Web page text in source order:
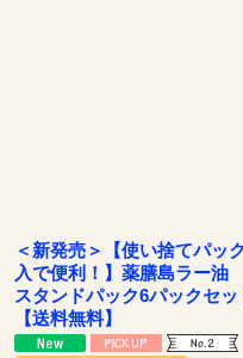
＜新発売＞【使い捨てパック
入で便利！】薬膳島ラー油
スタンドパック6パックセッ
【送料無料】